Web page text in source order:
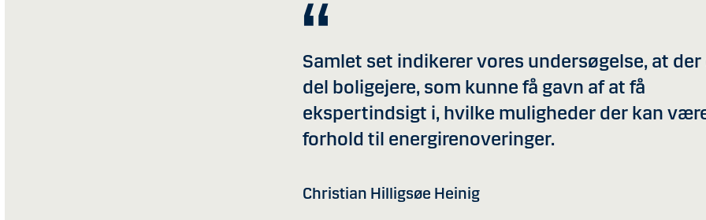
Samlet set indikerer vores undersøgelse, at der
del boligejere, som kunne få gavn af at få
ekspertindsigt i, hvilke muligheder der kan
forhold til energirenoveringer.
Christian Hilligsøe Heinig